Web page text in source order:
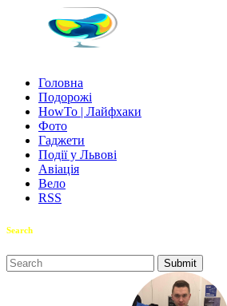
Головна
Подорожі
HowTo | Лайфхаки
Фото
Гаджети
Події у Львові
Авіація
Вело
RSS
Search